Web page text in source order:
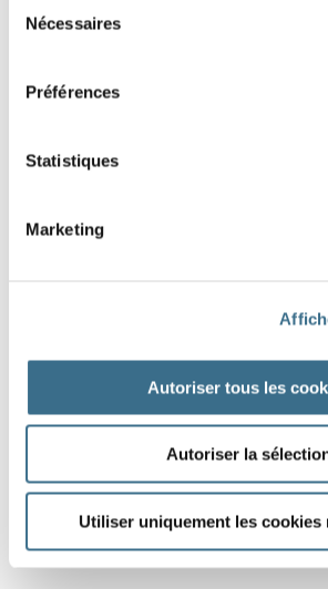
Nécessaires
Préférences
Statistiques
Marketing
Autoriser tous les
Autoriser la
Utiliser uniquement les cookies